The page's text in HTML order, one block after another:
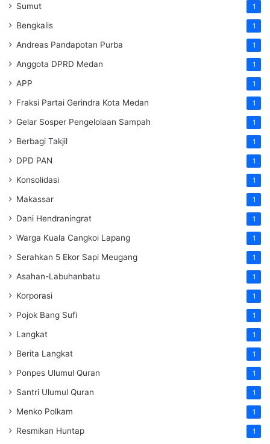
Sumut 1
Bengkalis 1
Andreas Pandapotan Purba 1
Anggota DPRD Medan 1
APP 1
Fraksi Partai Gerindra Kota Medan 1
Gelar Sosper Pengelolaan Sampah 1
Berbagi Takjil 1
DPD PAN 1
Konsolidasi 1
Makassar 1
Dani Hendraningrat 1
Warga Kuala Cangkoi Lapang 1
Serahkan 5 Ekor Sapi Meugang 1
Asahan-Labuhanbatu 1
Korporasi 1
Pojok Bang Sufi 1
Langkat 1
Berita Langkat 1
Ponpes Ulumul Quran 1
Santri Ulumul Quran 1
Menko Polkam 1
Resmikan Huntap 1